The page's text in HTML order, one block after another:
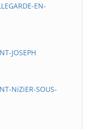
EN-
JOSEPH
NiZiER-SOUS-